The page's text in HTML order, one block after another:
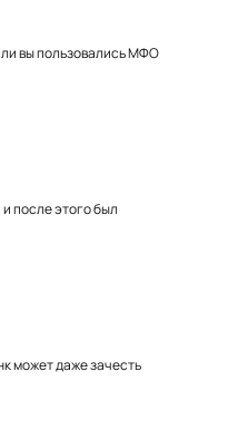
вы пользовались МФО
после этого был
может даже зачесть